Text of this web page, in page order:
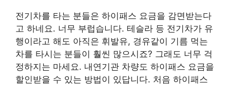
전기차를 타는 분들은 하이패스 요금을 감면받는다
고 하네요. 너무 부럽습니다. 테슬라 등 전기차가 유
행이라고 해도 아직은 휘발유, 경유같이 기름 먹는
차를 타시는 분들이 훨씬 많으시죠? 그래도 너무 걱
정하지는 마세요. 내연기관 차량도 하이패스 요금을
할인받을 수 있는 방법이 있답니다. 처음 하이패스